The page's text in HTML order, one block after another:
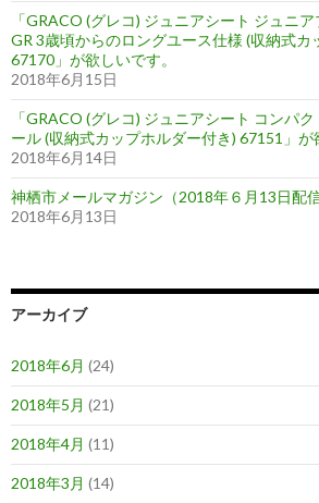
「GRACO (グレコ) ジュニアシート ジュニ
GR 3歳頃からのロングユース仕様 (収納式カ
67170」が欲しいです。
2018年6月15日
「GRACO (グレコ) ジュニアシート コンパ
ール (収納式カップホルダー付き) 67151」が
2018年6月14日
神栖市メールマガジン（2018年６月13日配信
2018年6月13日
アーカイブ
2018年6月 (24)
2018年5月 (21)
2018年4月 (11)
2018年3月 (14)